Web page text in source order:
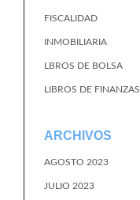
FISCALIDAD
INMOBILIARIA
LBROS DE BOLSA
LIBROS DE FINANZAS
ARCHIVOS
AGOSTO 2023
JULIO 2023